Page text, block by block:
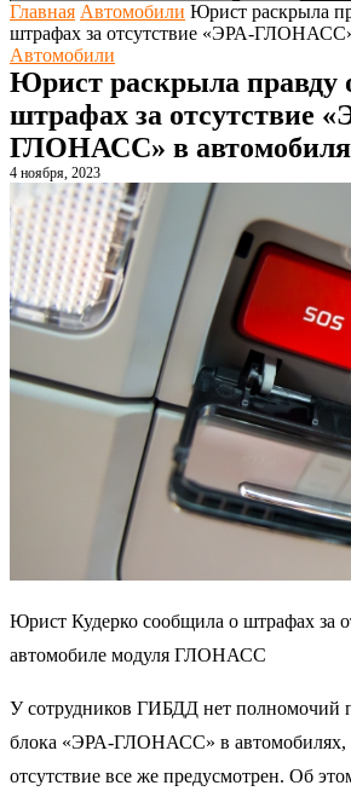
Главная Автомобили Юрист раскрыла
штрафах за отсутствие «ЭРА-
Автомобили
Юрист раскрыла правду
штрафах за отсутствие
ГЛОНАСС» в
4 ноября, 2023
Юрист Кудерко сообщила о штрафах за
автомобиле модуля ГЛОНАСС
У сотрудников ГИБДД нет полномочий
блока «ЭРА-ГЛОНАСС» в автомобилях,
отсутствие все же предусмотрен. Об